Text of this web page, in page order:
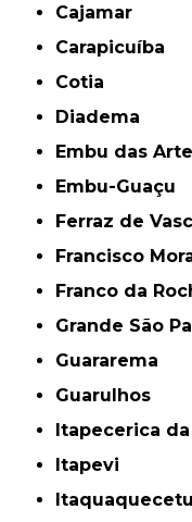
Cajamar
Carapicuíba
Cotia
Diadema
Embu das
Embu-Guaçu
Ferraz de
Francisco
Franco da
Grande São
Guararema
Guarulhos
Itapecerica
Itapevi